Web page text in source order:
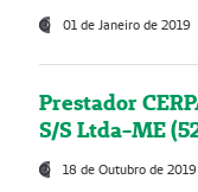
01 de Janeiro de 2019
Prestador
S/S Ltda-ME
18 de Outubro de 2019